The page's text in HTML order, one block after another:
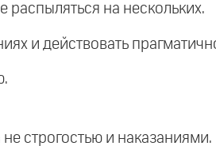
распыляться на нескольких.
и действовать
строгостью и наказаниями.